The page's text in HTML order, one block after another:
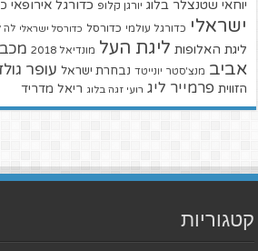
יוחאי שטנצלר בלוג יורגן קלופ כדורגל אירופאי
ישראלי כדורגל עולמי כדורסל כדורסל ישראלי לה
ליגת האלופות ליגת העל מונדיאל 2018
אביב מנצ'סטר יונייטד נבחרת ישראל עופר
הזווית פרמייר ליג רועי זגה בלוג ריאל מדריד
קטגוריות